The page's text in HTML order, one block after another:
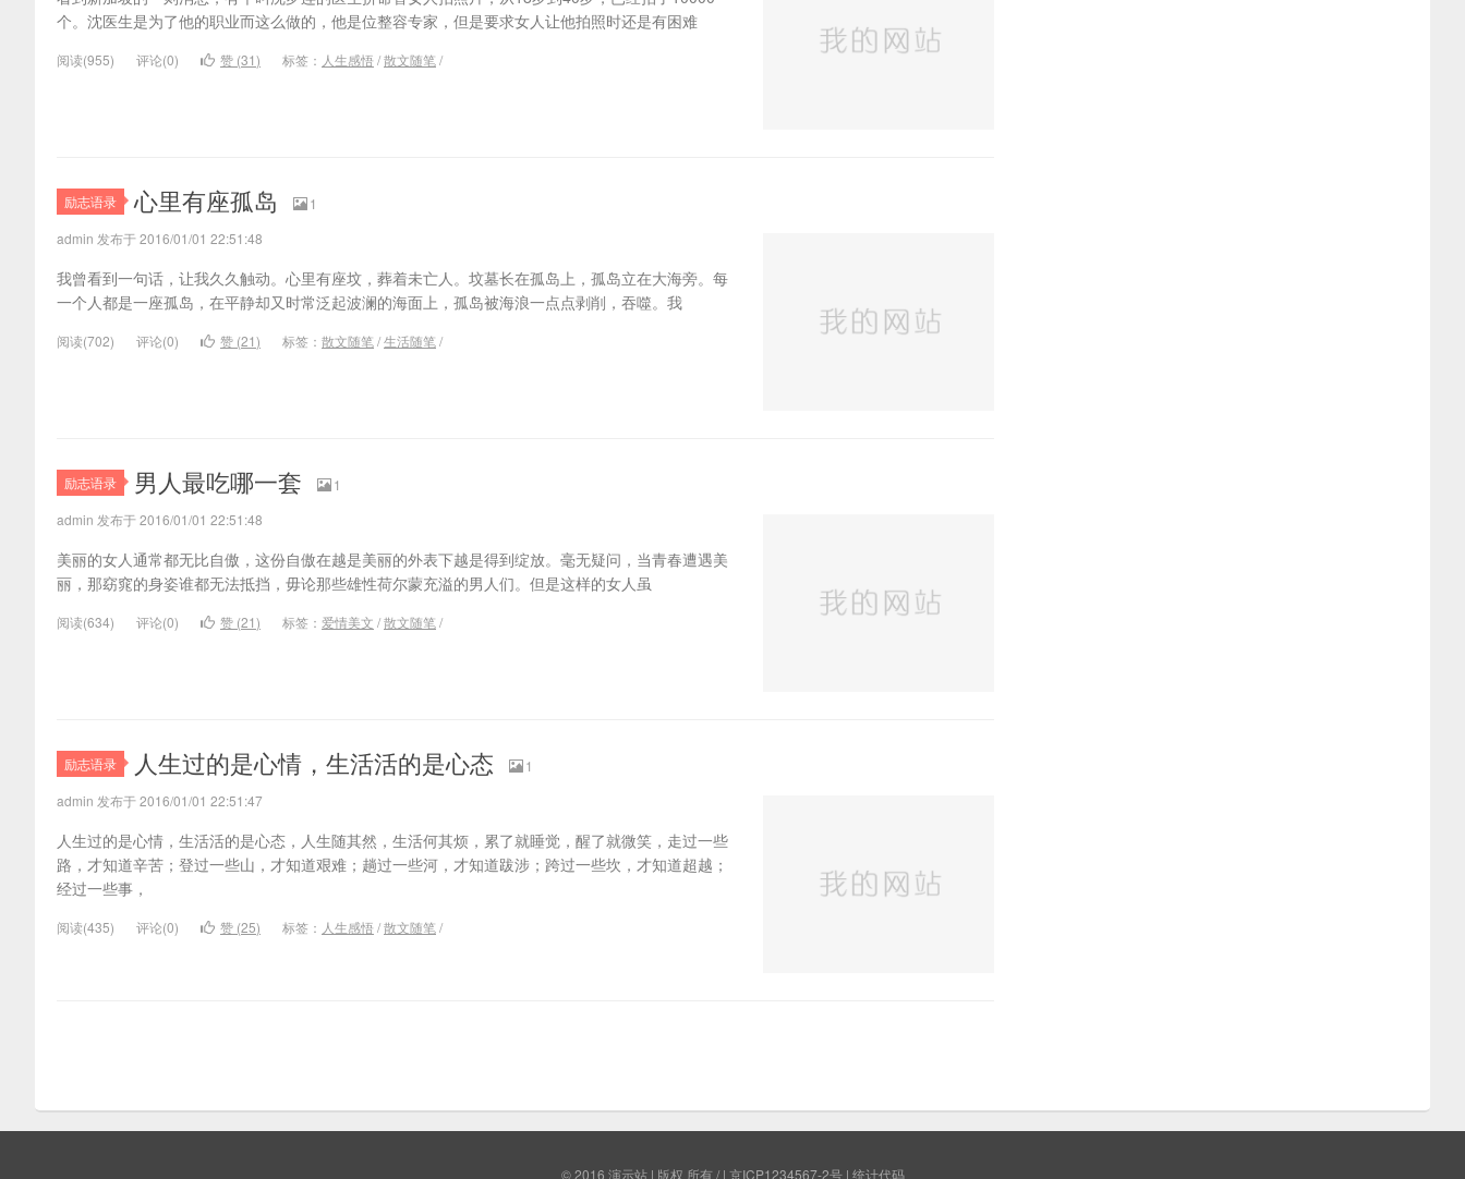
个。沈医生是为了他的职业而这么做的，他是位整容专家，但是要求女人让他拍照时还是有困难
阅读(955) 评论(0) 赞 (31) 标签： 人生感悟 /散文随笔 /
励志语录 心里有座孤岛
1
admin 发布于 2016/01/01 22:51:48
我曾看到一句话，让我久久触动。心里有座坟，葬着未亡人。坟墓长在孤岛上，孤岛立在大海旁。每
一个人都是一座孤岛，在平静却又时常泛起波澜的海面上，孤岛被海浪一点点剥削，吞噬。我
阅读(702) 评论(0) 赞 (21) 标签： 散文随笔 /生活随笔 /
励志语录 男人最吃哪一套
1
admin 发布于 2016/01/01 22:51:48
美丽的女人通常都无比自傲，这份自傲在越是美丽的外表下越是得到绽放。毫无疑问，当青春遭遇美
丽，那窈窕的身姿谁都无法抵挡，毋论那些雄性荷尔蒙充溢的男人们。但是这样的女人虽
阅读(634) 评论(0) 赞 (21) 标签： 爱情美文 /散文随笔 /
励志语录 人生过的是心情，生活活的是心态
1
admin 发布于 2016/01/01 22:51:47
人生过的是心情，生活活的是心态，人生随其然，生活何其烦，累了就睡觉，醒了就微笑，走过一些
路，才知道辛苦；登过一些山，才知道艰难；趟过一些河，才知道跋涉；跨过一些坎，才知道超越；
经过一些事，
阅读(435) 评论(0) 赞 (25) 标签： 人生感悟 /散文随笔 /
© 2016 演示站| 版权 所有 / | 京ICP1234567-2号 | 统计代码